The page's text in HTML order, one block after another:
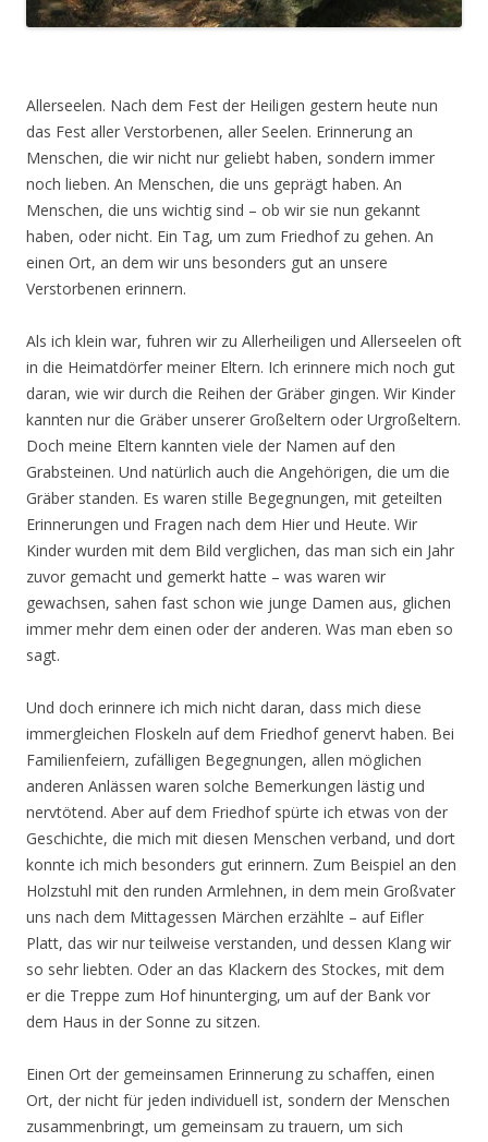
Allerseelen. Nach dem Fest der Heiligen gestern heute nun
das Fest aller Verstorbenen, aller Seelen. Erinnerung an
Menschen, die wir nicht nur geliebt haben, sondern immer
noch lieben. An Menschen, die uns geprägt haben. An
Menschen, die uns wichtig sind – ob wir sie nun gekannt
haben, oder nicht. Ein Tag, um zum Friedhof zu gehen. An
einen Ort, an dem wir uns besonders gut an unsere
Verstorbenen erinnern.
Als ich klein war, fuhren wir zu Allerheiligen und Allerseelen oft
in die Heimatdörfer meiner Eltern. Ich erinnere mich noch gut
daran, wie wir durch die Reihen der Gräber gingen. Wir Kinder
kannten nur die Gräber unserer Großeltern oder Urgroßeltern.
Doch meine Eltern kannten viele der Namen auf den
Grabsteinen. Und natürlich auch die Angehörigen, die um die
Gräber standen. Es waren stille Begegnungen, mit geteilten
Erinnerungen und Fragen nach dem Hier und Heute. Wir
Kinder wurden mit dem Bild verglichen, das man sich ein Jahr
zuvor gemacht und gemerkt hatte – was waren wir
gewachsen, sahen fast schon wie junge Damen aus, glichen
immer mehr dem einen oder der anderen. Was man eben so
sagt.
Und doch erinnere ich mich nicht daran, dass mich diese
immergleichen Floskeln auf dem Friedhof genervt haben. Bei
Familienfeiern, zufälligen Begegnungen, allen möglichen
anderen Anlässen waren solche Bemerkungen lästig und
nervtötend. Aber auf dem Friedhof spürte ich etwas von der
Geschichte, die mich mit diesen Menschen verband, und dort
konnte ich mich besonders gut erinnern. Zum Beispiel an den
Holzstuhl mit den runden Armlehnen, in dem mein Großvater
uns nach dem Mittagessen Märchen erzählte – auf Eifler
Platt, das wir nur teilweise verstanden, und dessen Klang wir
so sehr liebten. Oder an das Klackern des Stockes, mit dem
er die Treppe zum Hof hinunterging, um auf der Bank vor
dem Haus in der Sonne zu sitzen.
Einen Ort der gemeinsamen Erinnerung zu schaffen, einen
Ort, der nicht für jeden individuell ist, sondern der Menschen
zusammenbringt, um gemeinsam zu trauern, um sich